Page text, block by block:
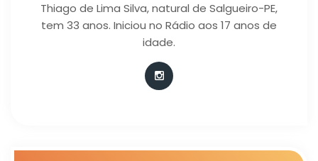
Thiago de Lima Silva, natural de Salgueiro-PE,
tem 33 anos. Iniciou no Rádio aos 17 anos de
idade.